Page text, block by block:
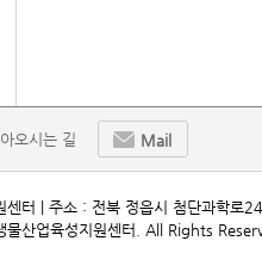
오시는 길 Mail
센터 | 주소 : 전북 정읍시 첨단과
산업육성지원센터. All Rights